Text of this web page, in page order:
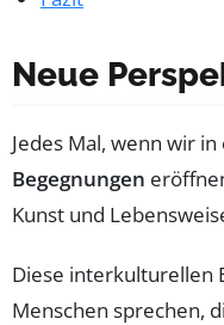
Neue
Jedes Mal, wenn wir
Begegnungen
Kunst und
Diese interkulturellen
Menschen sprechen,